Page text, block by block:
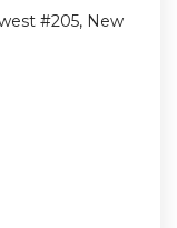
#205, New